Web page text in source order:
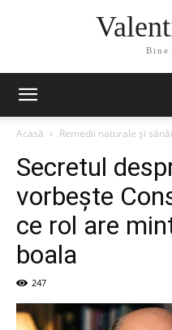
Acasă Remedii naturale și
Secretul
vorbește
ce rol are
boala
247